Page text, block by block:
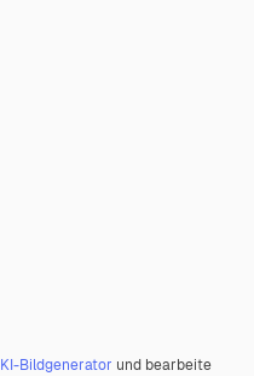
KI-Bildgenerator und bearbeite